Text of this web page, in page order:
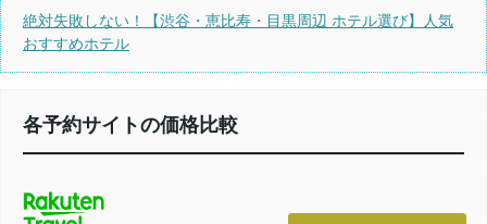
絶対失敗しない！【渋谷・恵比寿・目黒周辺 ホテル選び】人気
おすすめホテル
各予約サイトの価格比較